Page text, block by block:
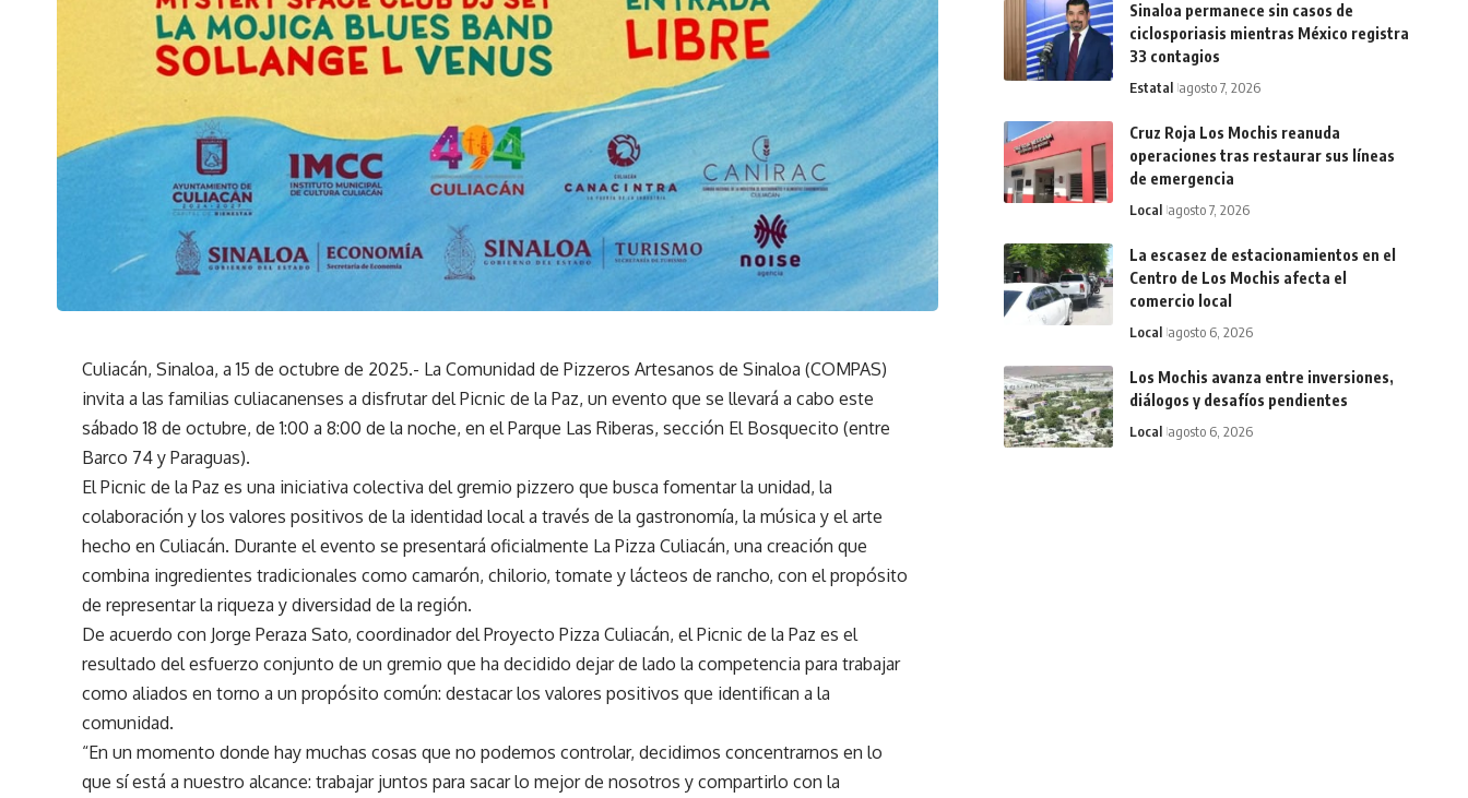
Culiacán, Sinaloa, a 15 de octubre de 2025.- La Comunidad de Pizzeros Artesanos de Sinaloa (COMPAS)
invita a las familias culiacanenses a disfrutar del Picnic de la Paz, un evento que se llevará a cabo este
sábado 18 de octubre, de 1:00 a 8:00 de la noche, en el Parque Las Riberas, sección El Bosquecito (entre
Barco 74 y Paraguas).
El Picnic de la Paz es una iniciativa colectiva del gremio pizzero que busca fomentar la unidad, la
colaboración y los valores positivos de la identidad local a través de la gastronomía, la música y el arte
hecho en Culiacán. Durante el evento se presentará oficialmente La Pizza Culiacán, una creación que
combina ingredientes tradicionales como camarón, chilorio, tomate y lácteos de rancho, con el propósito
de representar la riqueza y diversidad de la región.
De acuerdo con Jorge Peraza Sato, coordinador del Proyecto Pizza Culiacán, el Picnic de la Paz es el
resultado del esfuerzo conjunto de un gremio que ha decidido dejar de lado la competencia para trabajar
como aliados en torno a un propósito común: destacar los valores positivos que identifican a la
comunidad.
“En un momento donde hay muchas cosas que no podemos controlar, decidimos concentrarnos en lo
que sí está a nuestro alcance: trabajar juntos para sacar lo mejor de nosotros y compartirlo con la
Sinaloa permanece sin casos de
ciclosporiasis mientras México registra
33 contagios
Estatal agosto 7, 2026
Cruz Roja Los Mochis reanuda
operaciones tras restaurar sus líneas
de emergencia
Local agosto 7, 2026
La escasez de estacionamientos en el
Centro de Los Mochis afecta el
comercio local
Local agosto 6, 2026
Los Mochis avanza entre inversiones,
diálogos y desafíos pendientes
Local agosto 6, 2026